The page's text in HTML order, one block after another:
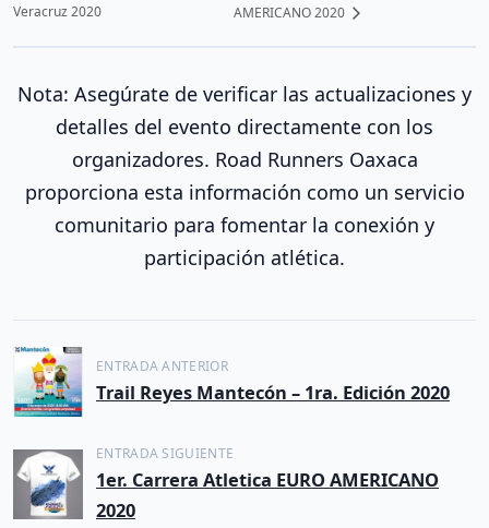
Veracruz 2020
AMERICANO 2020
Nota: Asegúrate de verificar las actualizaciones y
detalles del evento directamente con los
organizadores. Road Runners Oaxaca
proporciona esta información como un servicio
comunitario para fomentar la conexión y
participación atlética.
N
a
e
g
ENTRADA ANTERIOR
Trail Reyes Mantecón – 1ra. Edición 2020
ENTRADA SIGUIENTE
1er. Carrera Atletica EURO AMERICANO
2020